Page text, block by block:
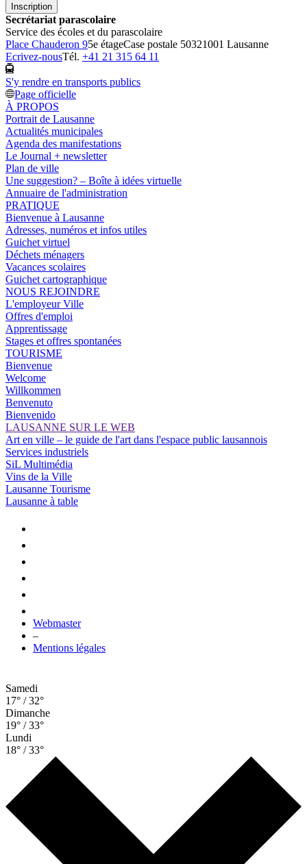
Inscription
Secrétariat parascolaire
Service des écoles et du parascolaire
Place Chauderon 95e étageCase postale 50321001 Lausanne
Ecrivez-nousTél. +41 21 315 64 11
S'y rendre en transports publics
Page officielle
À PROPOS
Portrait de Lausanne
Actualités municipales
Agenda des manifestations
Le Journal + newsletter
Plan de ville
Une suggestion? – Boîte à idées virtuelle
Annuaire de l'administration
PRATIQUE
Bienvenue à Lausanne
Adresses, numéros et infos utiles
Guichet virtuel
Déchets ménagers
Vacances scolaires
Guichet cartographique
NOUS REJOINDRE
L'employeur Ville
Offres d'emploi
Apprentissage
Stages et offres spontanées
TOURISME
Bienvenue
Welcome
Willkommen
Benvenuto
Bienvenido
LAUSANNE SUR LE WEB
Art en ville – le guide de l'art dans l'espace public lausannois
Services industriels
SiL Multimédia
Vins de la Ville
Lausanne Tourisme
Lausanne à table
Webmaster
–
Mentions légales
Samedi
17° / 32°
Dimanche
19° / 33°
Lundi
18° / 33°